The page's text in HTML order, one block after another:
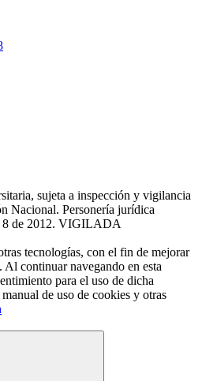
sujeta a inspección y vigilancia
Nacional. Personería jurídica
8 de 2012. VIGILADA
tecnologías, con el fin de mejorar
continuar navegando en esta
para el uso de dicha
de uso de cookies y otras